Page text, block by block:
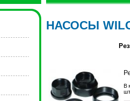
НАСОСЫ
В